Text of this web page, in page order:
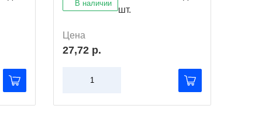
В наличии
шт.
Цена
27,72 р.